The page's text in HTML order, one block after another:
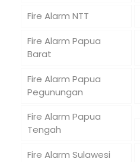
Fire Alarm NTT
Fire Alarm Papua
Barat
Fire Alarm Papua
Pegunungan
Fire Alarm Papua
Tengah
Fire Alarm Sulawesi